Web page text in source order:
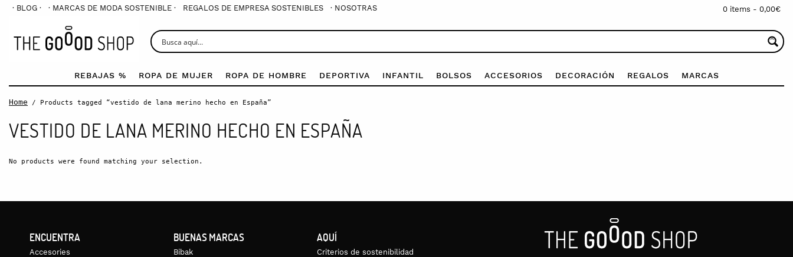
· BLOG · · MARCAS DE MODA SOSTENIBLE · REGALOS DE EMPRESA SOSTENIBLES · NOSOTRAS 0 items - 0,00€
REBAJAS % ROPA DE MUJER ROPA DE HOMBRE DEPORTIVA INFANTIL BOLSOS ACCESORIOS DECORACIÓN REGALOS MARCAS
Home / Products tagged “vestido de lana merino hecho en España”
VESTIDO DE LANA MERINO HECHO EN ESPAÑA
No products were found matching your selection.
ENCUENTRA
Accesories
BUENAS MARCAS
Bibak
AQUÍ
Criterios de sostenibilidad